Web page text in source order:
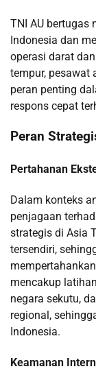
TNI AU bertugas
Indonesia dan
operasi darat
tempur, pesawat
peran penting
respons cepat
Peran
Pertahanan
Dalam konteks
penjagaan
strategis di Asia
tersendiri,
mencakup
negara sekutu,
regional,
Indonesia.
Keamanan